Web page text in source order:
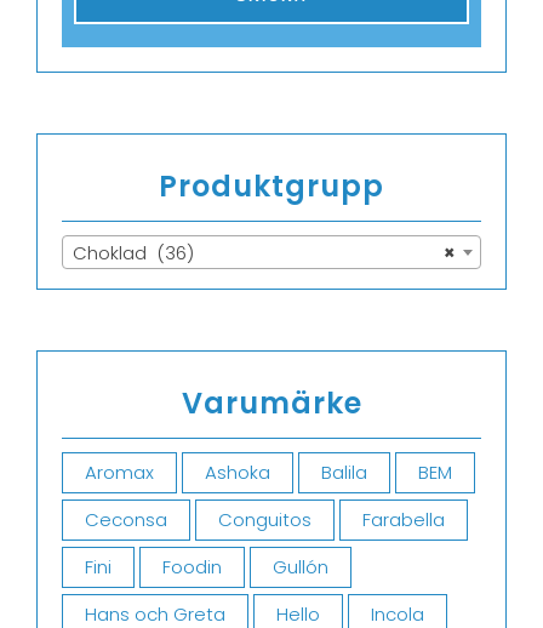
Produktgrupp
×
Choklad (36)
Varumärke
Aromax Ashoka Balila
BEM
Ceconsa
Conguitos
Farabella
Fini
Foodin
Gullón
Hans och Greta
Hello
Incola